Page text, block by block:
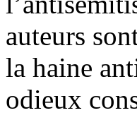
auteurs
la haine
odieux